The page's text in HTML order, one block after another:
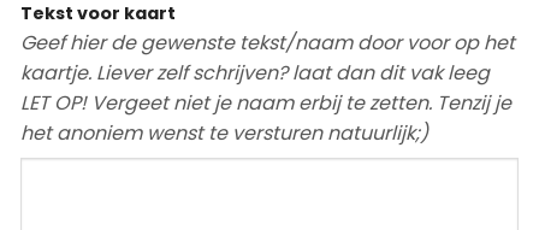
Tekst voor kaart
Geef hier de gewenste tekst/naam door voor op het
kaartje. Liever zelf schrijven? laat dan dit vak leeg
LET OP! Vergeet niet je naam erbij te zetten. Tenzij je
het anoniem wenst te versturen natuurlijk;)